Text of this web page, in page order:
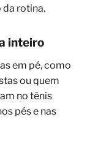
rotina.
inteiro
em pé, como
ou quem
no tênis
pés e nas